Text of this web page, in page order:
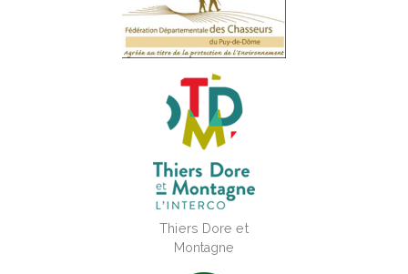
Thiers Dore et
Montagne